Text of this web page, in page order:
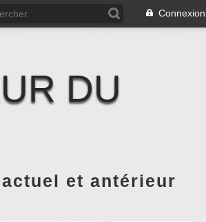
Connexion
DU
actuel et antérieur